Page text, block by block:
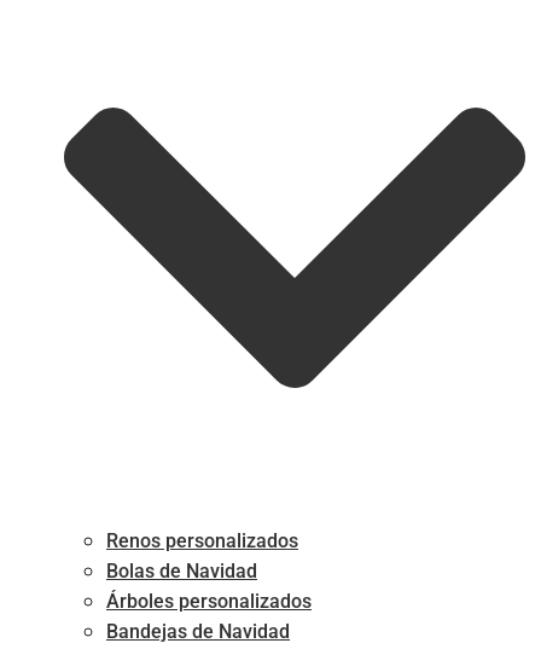
Renos personalizados
Bolas de Navidad
Árboles personalizados
Bandejas de Navidad